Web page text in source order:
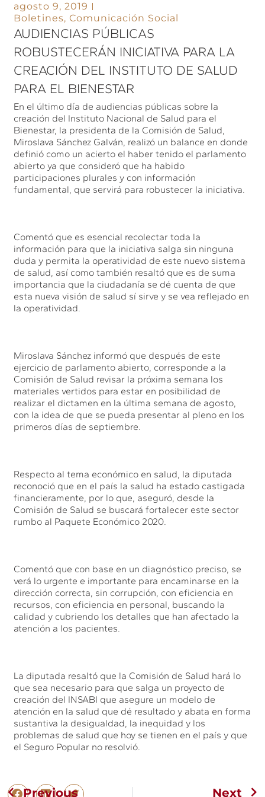
agosto 9, 2019
Boletines,Comunicación Social
AUDIENCIAS PÚBLICAS
ROBUSTECERÁN INICIATIVA PARA LA
CREACIÓN DEL INSTITUTO DE SALUD
PARA EL BIENESTAR
En el último día de audiencias públicas sobre la
creación del Instituto Nacional de Salud para el
Bienestar, la presidenta de la Comisión de Salud,
Miroslava Sánchez Galván, realizó un balance en donde
definió como un acierto el haber tenido el parlamento
abierto ya que consideró que ha habido
participaciones plurales y con información
fundamental, que servirá para robustecer la iniciativa.
Comentó que es esencial recolectar toda la
información para que la iniciativa salga sin ninguna
duda y permita la operatividad de este nuevo sistema
de salud, así como también resaltó que es de suma
importancia que la ciudadanía se dé cuenta de que
esta nueva visión de salud sí sirve y se vea reflejado en
la operatividad.
Miroslava Sánchez informó que después de este
ejercicio de parlamento abierto, corresponde a la
Comisión de Salud revisar la próxima semana los
materiales vertidos para estar en posibilidad de
realizar el dictamen en la última semana de agosto,
con la idea de que se pueda presentar al pleno en los
primeros días de septiembre.
Respecto al tema económico en salud, la diputada
reconoció que en el país la salud ha estado castigada
financieramente, por lo que, aseguró, desde la
Comisión de Salud se buscará fortalecer este sector
rumbo al Paquete Económico 2020.
Comentó que con base en un diagnóstico preciso, se
verá lo urgente e importante para encaminarse en la
dirección correcta, sin corrupción, con eficiencia en
recursos, con eficiencia en personal, buscando la
calidad y cubriendo los detalles que han afectado la
atención a los pacientes.
La diputada resaltó que la Comisión de Salud hará lo
que sea necesario para que salga un proyecto de
creación del INSABI que asegure un modelo de
atención en la salud que dé resultado y abata en forma
sustantiva la desigualdad, la inequidad y los
problemas de salud que hoy se tienen en el país y que
el Seguro Popular no resolvió.
Previous Next